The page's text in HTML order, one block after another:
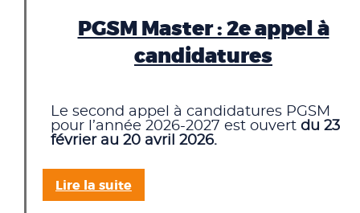
PGSM Master : 2e appel à
candidatures
Le second appel à candidatures PGSM
pour l’année 2026-2027 est ouvert du 23
février au 20 avril 2026.
Lire la suite